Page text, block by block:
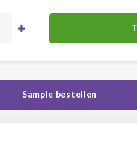
Sample bestellen